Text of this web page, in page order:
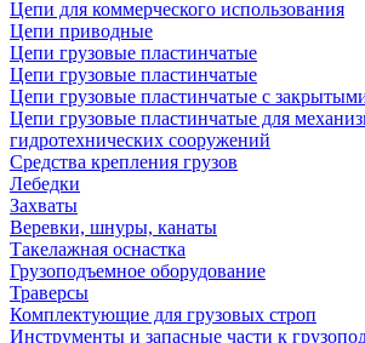
Цепи для коммерческого использования
Цепи приводные
Цепи грузовые пластинчатые
Цепи грузовые пластинчатые
Цепи грузовые пластинчатые с
Цепи грузовые пластинчатые для
гидротехнических сооружений
Средства крепления грузов
Лебедки
Захваты
Веревки, шнуры, канаты
Такелажная оснастка
Грузоподъемное оборудование
Траверсы
Комплектующие для грузовых строп
Инструменты и запасные части к